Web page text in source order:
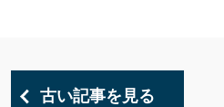
古い記事を見る